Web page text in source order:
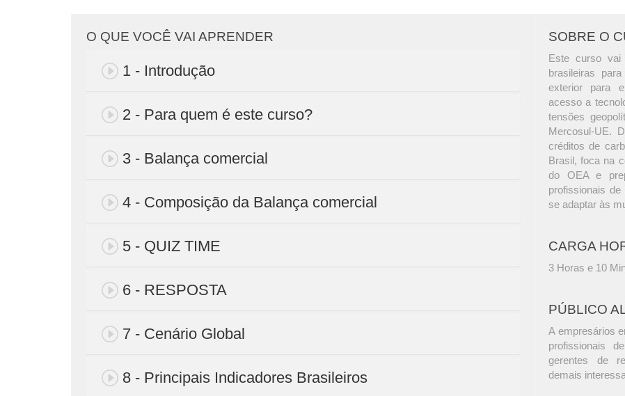
O QUE VOCÊ VAI APRENDER
1 - Introdução
2 - Para quem é este curso?
3 - Balança comercial
4 - Composição da Balança comercial
5 - QUIZ TIME
6 - RESPOSTA
7 - Cenário Global
8 - Principais Indicadores Brasileiros
SOBRE O
Este curso vai
brasileiras
exterior para
acesso a
tensões
Mercosul-UE.
créditos de
Brasil, foca na
do OEA e
profissionais
se adaptar às
CARGA
3 Horas e 10
PÚBLICO
A empresários
profissionais
gerentes de
demais